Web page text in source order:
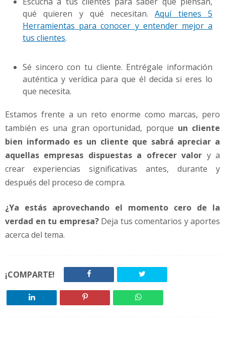
qué quieren y qué necesitan.Aquí tienes 5
Herramientas para conocer y entender mejor a
tus clientes.
Sé sincero con tu cliente. Entrégale información
auténtica y verídica para que él decida si eres lo
que necesita.
Estamos frente a un reto enorme como marcas, pero
también es una gran oportunidad, porque un cliente
bien informado es un cliente que sabrá apreciar a
aquellas empresas dispuestas a ofrecer valor y a
crear experiencias significativas antes, durante y
después del proceso de compra.
¿Ya estás aprovechando el momento cero de la
verdad en tu empresa?Deja tus comentarios y aportes
acerca del tema.
¡COMPARTE!